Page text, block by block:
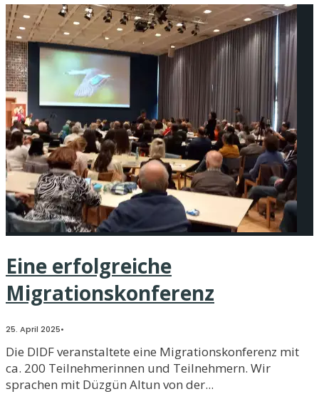
Eine erfolgreiche
Migrationskonferenz
25. April 2025•
Die DIDF veranstaltete eine Migrationskonferenz mit
ca. 200 Teilnehmerinnen und Teilnehmern. Wir
sprachen mit Düzgün Altun von der...